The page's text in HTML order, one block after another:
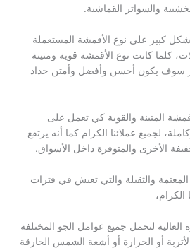
والسواتر القماشية.
كبير على نوع الأقمشة المستعملة
كلما كانت نوع الأقمشة قوية ومتينة
سوف يكون أحسن وأفضل وأمتن حداد
المتينة والقوية كي تعمل على
لجميع عملائنا الكرام كما أنه يرتفع
الأخرى والمتوفرة داخل الأسواق.
والثقيلة والتي تعيش في فترات
الكرام،
العالية لتحمل جميع عوامل الجو المختلفة
أو الحرارة أو أشعة الشمس الحارقة